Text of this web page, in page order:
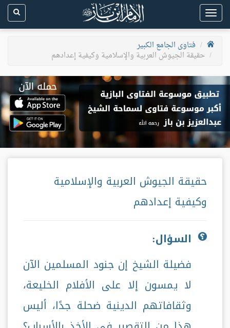
Toggle
navigation
فتاوى الجامع الكبير
حقيقة الجيوش العربية والإسلامية وكيفية إعدادهم
حقيقة الجيوش العربية والإسلامية
وكيفية إعدادهم
السؤال:
فضيلة الشيخ إن جنود المسلمين الآن
لا يمسون إلا على الأفلام الخليعة،
وثقافاتهم الدينية ضحلة جدًا، أليس